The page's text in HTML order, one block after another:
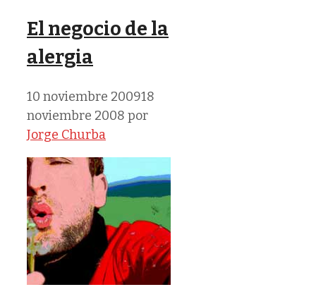
El negocio de la
alergia
10 noviembre 200918
noviembre 2008 por
Jorge Churba